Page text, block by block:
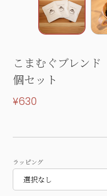
こまむぐブレン
個セット
¥630
ラッピング